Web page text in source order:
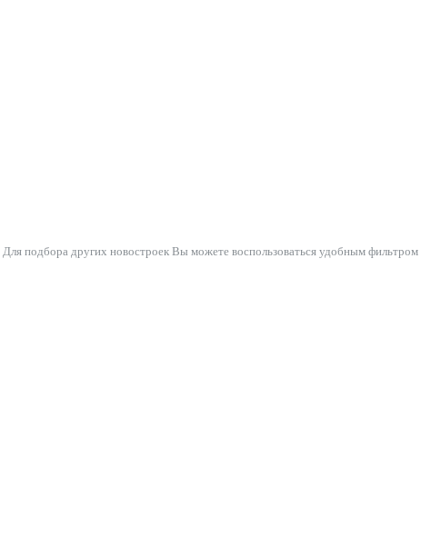
Для подбора других новостроек Вы можете воспользоваться удобным фильтром